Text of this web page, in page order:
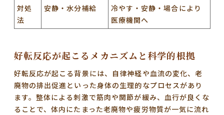
対処
法
安静・水分補給
冷やす・安静・場合により
医療機関へ
好転反応が起こるメカニズムと科学的根拠
好転反応が起こる背景には、 自律神経や血流の変化、老
廃物の排出促進といった身体の生理的なプロセスがあり
ます。整体による刺激で筋肉や関節が緩み、血行が良くな
ることで、体内にたまった老廃物や疲労物質が一気に流れ